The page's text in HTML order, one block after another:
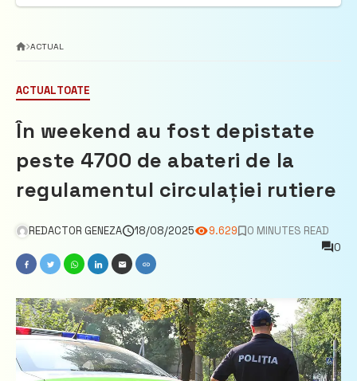
ACTUAL
ACTUALTOATE
În weekend au fost depistate
peste 4700 de abateri de la
regulamentul circulației rutiere
REDACTOR GENEZA 18/08/2025 9.629
0 MINUTES READ
0